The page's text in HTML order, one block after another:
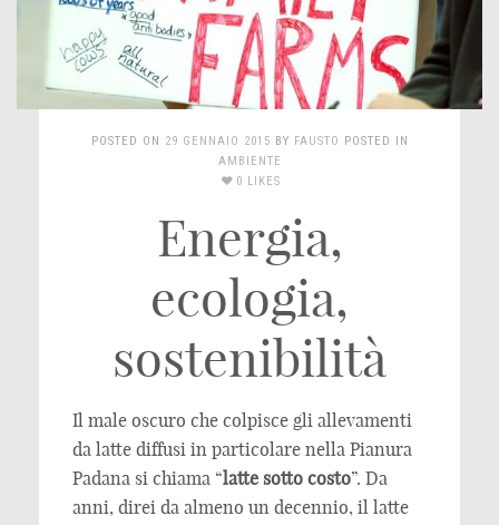
POSTED ON 29 GENNAIO 2015 BY FAUSTO
POSTED IN
AMBIENTE
0 LIKES
Energia,
ecologia,
sostenibilità
Il male oscuro che colpisce gli allevamenti
da latte diffusi in particolare nella Pianura
Padana si chiama “latte sotto costo”. Da
anni, direi da almeno un decennio, il latte